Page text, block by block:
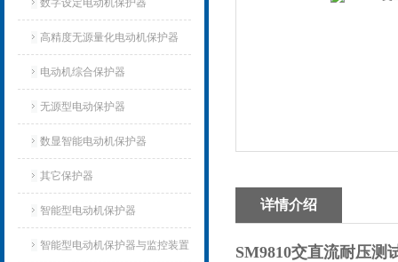
数字设定电动机保护器
高精度无源量化电动机保护器
电动机综合保护器
无源型电动保护器
数显智能电动机保护器
其它保护器
智能型电动机保护器
智能型电动机保护器与监控装置
详情介绍
SM9810交直流耐压测